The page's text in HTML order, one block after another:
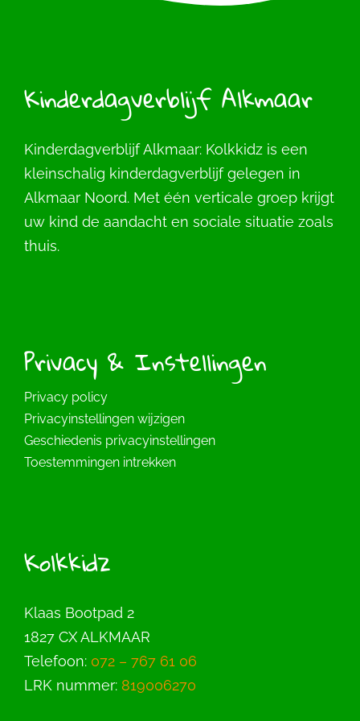
Kinderdagverblijf Alkmaar
Kinderdagverblijf Alkmaar: Kolkkidz is een
kleinschalig kinderdagverblijf gelegen in
Alkmaar Noord. Met één verticale groep krijgt
uw kind de aandacht en sociale situatie zoals
thuis.
Privacy & Instellingen
Privacy policy
Privacyinstellingen wijzigen
Geschiedenis privacyinstellingen
Toestemmingen intrekken
Kolkkidz
Klaas Bootpad 2
1827 CX ALKMAAR
Telefoon: 072 – 767 61 06
LRK nummer: 819006270